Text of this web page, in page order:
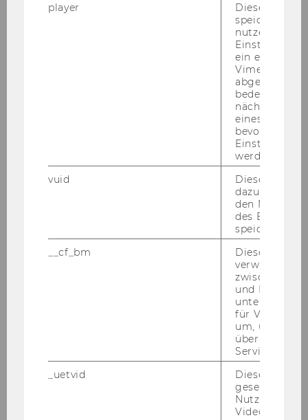
or*in
Zur Kontextualisierung dieser
Ehrung vor dem Hintergrund des
Verhältnisses von Josef Hellauer
zum nationalsozialistischen
Unrechtsregime finden Sie
player
Dieses Cookie
speichert
ein
Vimeo-Video
abgespielt
bedeutet,
nächsten
eines Vimeo-
bevorzugten
werden.
vuid
Dieser
dazu
den
des
speichern.
__cf_bm
Dieses
verwendet,
zwischen
und Bots zu
für Vimeo
um, um
über die
Service zu
_uetvid
Dieses
gesetzt, um
Nutzung des
Videoplayers